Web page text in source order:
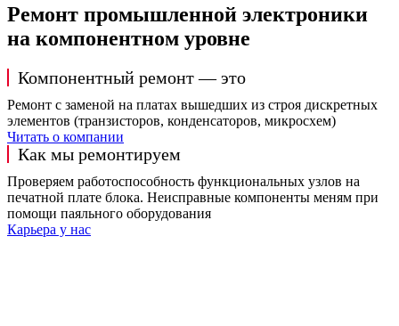
Ремонт промышленной электроники
на компонентном уровне
Компонентный ремонт — это
Ремонт с заменой на платах вышедших из строя дискретных
элементов (транзисторов, конденсаторов, микросхем)
Читать о компании
Как мы ремонтируем
Проверяем работоспособность функциональных узлов на
печатной плате блока. Неисправные компоненты меням при
помощи паяльного оборудования
Карьера у нас